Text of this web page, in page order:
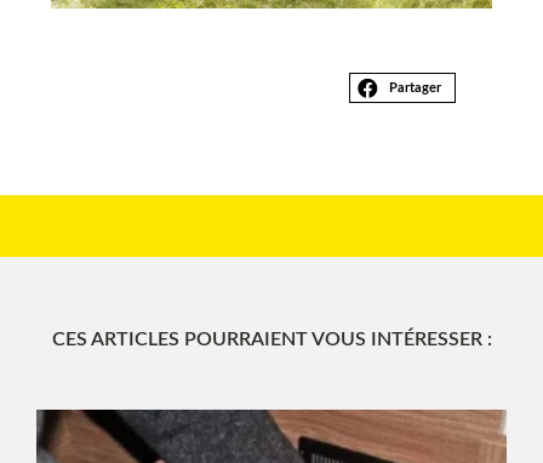
Partager
CES ARTICLES POURRAIENT VOUS INTÉRESSER :